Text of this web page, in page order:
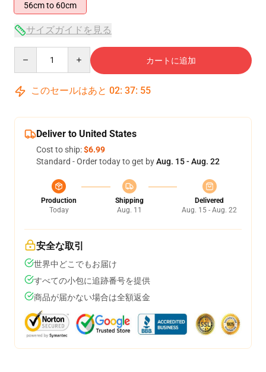
56cm to 60cm
サイズガイドを見る
カートに追加
このセールはあと 02: 37: 54
Deliver to United States
Cost to ship:$6.99
Standard - Order today to get byAug. 15 - Aug. 22
Production
Today
Shipping
Aug. 11
Delivered
Aug. 15 - Aug. 22
安全な取引
世界中どこでもお届け
すべての小包に追跡番号を提供
商品が届かない場合は全額返金